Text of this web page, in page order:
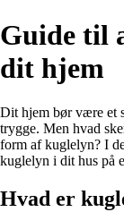
Guide til
dit hjem
Dit hjem bør være et
trygge. Men hvad
form af kuglelyn? I
kuglelyn i dit hus på
Hvad er